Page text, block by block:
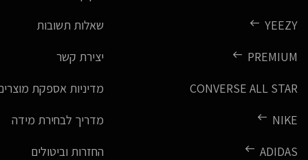
YEEZY
PREMIUM
CONVERSE ALL STAR
NIKE
ADIDAS
שאלות תשובות
יצירת קשר
מדיניות אספקת
מדריך לבחירת מידה
החזרות וביטולים